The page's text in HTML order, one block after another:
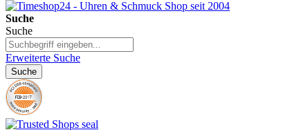
Suche
Suche
Erweiterte Suche
Suche